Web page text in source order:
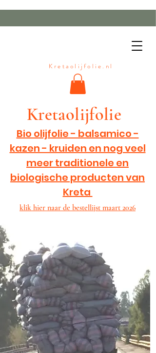
Kretaolijfolie.nl
Kretaolijfolie
Bio olijfolie - balsamico -
kazen - kruiden en nog veel
meer traditionele en
biologische producten van
Kreta
klik hier naar de bestellijst maart 2026